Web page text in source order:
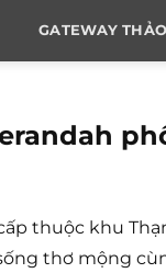
GATEWAY
thuộc khu
thơ mộng